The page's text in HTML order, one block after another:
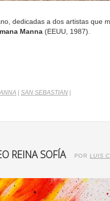
dedicadas a dos artistas que
Manna (EEUU, 1987).
SAN SEBASTIAN
REINA SOFÍA PORLUIS